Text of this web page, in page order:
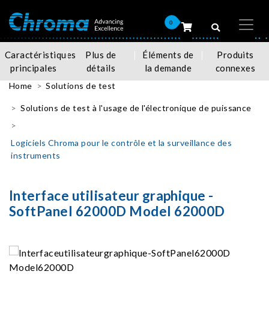
0
Caractéristiques
principales
Plus de
détails
Éléments de
la demande
Produits
connexes
Home Solutions de test
Solutions de test à l'usage de l'électronique de puissance
Logiciels Chroma pour le contrôle et la surveillance des
instruments
Interface utilisateur graphique -
SoftPanel 62000D Model 62000D